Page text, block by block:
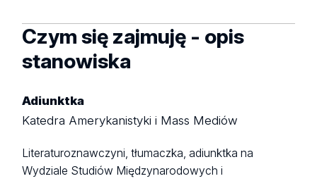
Czym się zajmuję - opis
stanowiska
Adiunktka
Katedra Amerykanistyki i Mass Mediów
Literaturoznawczyni, tłumaczka, adiunktka na
Wydziale Studiów Międzynarodowych i